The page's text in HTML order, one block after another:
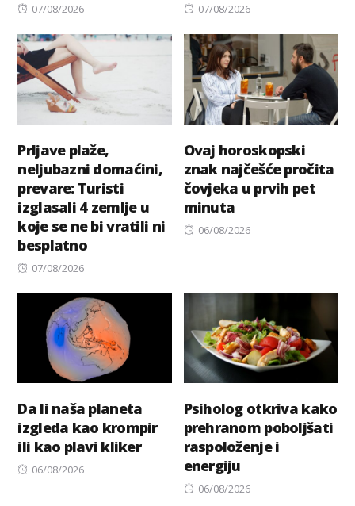
Posted
07/08/2026
Posted
07/08/2026
Prljave plaže,
neljubazni domaćini,
prevare: Turisti
izglasali 4 zemlje u
koje se ne bi vratili ni
besplatno
Posted
07/08/2026
Ovaj horoskopski
znak najčešće pročita
čovjeka u prvih pet
minuta
Posted
06/08/2026
Da li naša planeta
izgleda kao krompir
ili kao plavi kliker
Posted
06/08/2026
Psiholog otkriva kako
prehranom poboljšati
raspoloženje i
energiju
Posted
06/08/2026